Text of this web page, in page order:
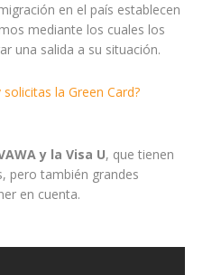
en el país establecen
mediante los cuales los
una salida a su situación.
la Green Card?
y la Visa U, que tienen
pero también grandes
en cuenta.